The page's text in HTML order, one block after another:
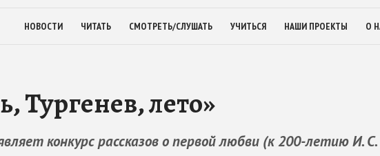
НОВОСТИ ЧИТАТЬ СМОТРЕТЬ/СЛУШАТЬ УЧИТЬСЯ НАШИ ПРОЕКТЫ О
Тургенев, лето»
конкурс рассказов о первой любви (к 200-летию И. С.